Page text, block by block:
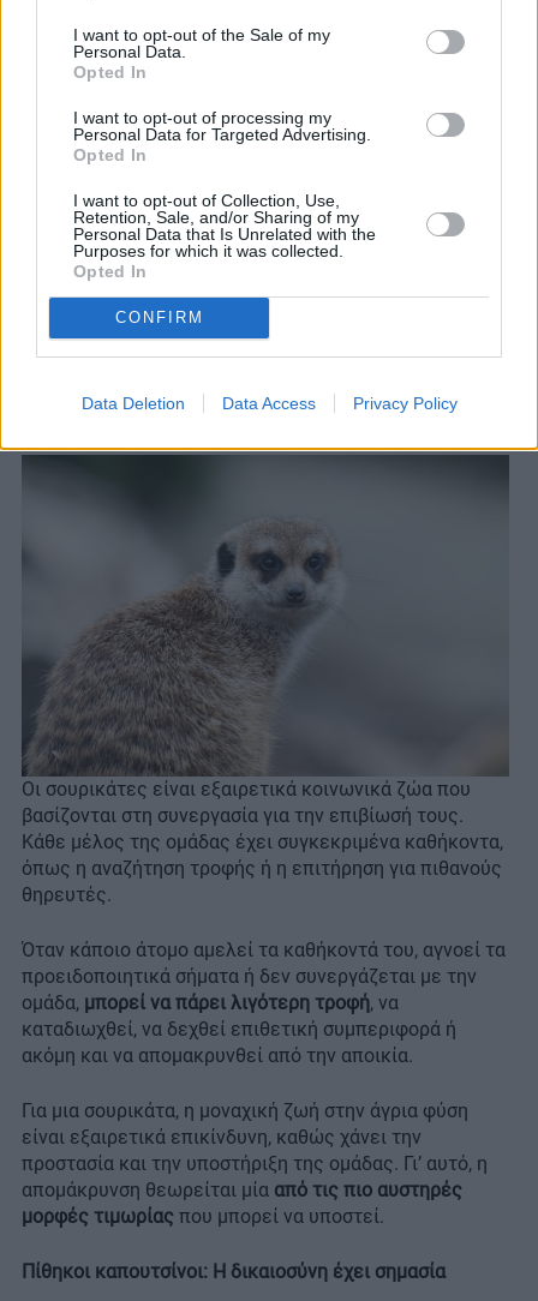
I want to opt-out of the Sale of my
Personal Data.
Opted In
I want to opt-out of processing my
Personal Data for Targeted Advertising.
Opted In
I want to opt-out of Collection, Use,
Retention, Sale, and/or Sharing of my
Personal Data that Is Unrelated with the
Purposes for which it was collected.
Opted In
CONFIRM
Data Deletion Data Access Privacy Policy
«τιμωρία» μπορεί να περιλαμβάνει ακινητοποίηση του
παραβάτη στο έδαφος, δαγκώματα προειδοποιητικού
δραστηριότητες.
σοβαρού τραυματισμού, αλλά στη διατήρηση της τάξης
και της συνοχής της αγέλης. Για τους λύκους,ο
αμοιβαίος σεβασμός και η τήρηση της ιεραρχίας είναι
απαραίτητα στοιχεία για την επιβίωση ολόκληρης της
ομάδας.Εάν τώρα η προβληματική συμπεριφορά
συνεχιστεί, ο λύκος μπορεί ακόμη και να εκδιωχθεί
από την αγέλη.
Σουρικάτες: Όλοι πρέπει να συνεργαστούν
Οι σουρικάτες είναι εξαιρετικά κοινωνικά ζώα που
βασίζονται στη συνεργασία για την επιβίωσή τους.
Κάθε μέλος της ομάδας έχει συγκεκριμένα καθήκοντα,
όπως η αναζήτηση τροφής ή η επιτήρηση για πιθανούς
θηρευτές.
Όταν κάποιο άτομο αμελεί τα καθήκοντά του, αγνοεί τα
προειδοποιητικά σήματα ή δεν συνεργάζεται με την
ομάδα, μπορεί να πάρει λιγότερη τροφή, να
καταδιωχθεί, να δεχθεί επιθετική συμπεριφορά ή
ακόμη και να απομακρυνθεί από την αποικία.
Για μια σουρικάτα, η μοναχική ζωή στην άγρια φύση
είναι εξαιρετικά επικίνδυνη, καθώς χάνει την
προστασία και την υποστήριξη της ομάδας. Γι’ αυτό, η
απομάκρυνση θεωρείται μία από τις πιο αυστηρές
μορφές τιμωρίας που μπορεί να υποστεί.
Πίθηκοι καπουτσίνοι: Η δικαιοσύνη έχει σημασία